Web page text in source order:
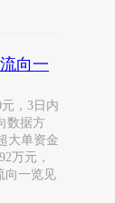
向一
，3日内
数据方
大单资金
万元，
向一览见